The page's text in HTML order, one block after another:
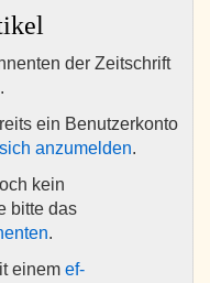
der Zeitschrift
ein Benutzerkonto
anzumelden.
kein
bitte das
.
einem ef-